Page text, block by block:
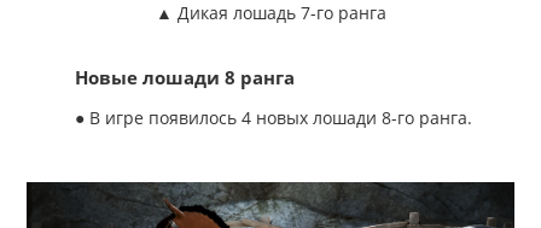
▲ Дикая лошадь 7-го ранга
Новые лошади 8 ранга
● В игре появилось 4 новых лошади 8-го ранга.